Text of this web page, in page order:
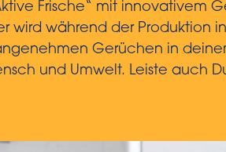
Frische“ mit innovativem
wird während der Produktion
Gerüchen in
und Umwelt. Leiste auch